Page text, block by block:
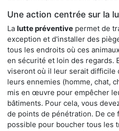
Une action centrée sur la
La lutte préventive permet de
exception et d'installer des
tous les endroits où ces
en sécurité et loin des regards.
viseront où il leur serait difficile
leurs ennemies (homme, chat,
mis en œuvre pour empêcher
bâtiments. Pour cela, vous
de points de pénétration. De ce
possible pour boucher tous les